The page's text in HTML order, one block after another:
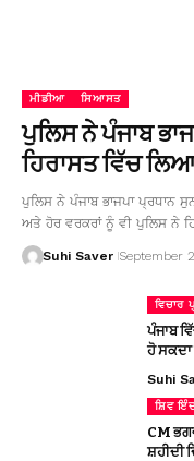
ਮੀਡੀਆ ਸਿਆਸਤ
ਪੁਲਿਸ ਨੇ ਪੰਜਾਬ
ਹਿਰਾਸਤ ਵਿੱਚ
ਪੁਲਿਸ ਨੇ ਪੰਜਾਬ ਭਾਜਪਾ ਪ੍ਰਧਾਨ
ਅਤੇ ਹੋਰ ਵਰਕਰਾਂ ਨੂੰ ਵੀ ਪੁਲਿਸ ਨੇ
Suhi Saver September
ਵਿਚਾਰ
ਪੰਜਾਬ
ਹੋ
Suhi
ਸ਼ਿਵ
CM
ਸ਼ਹੀਦੀ